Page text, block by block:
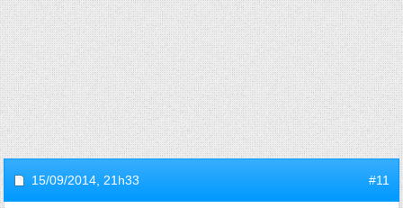
15/09/2014, 21h33 #11